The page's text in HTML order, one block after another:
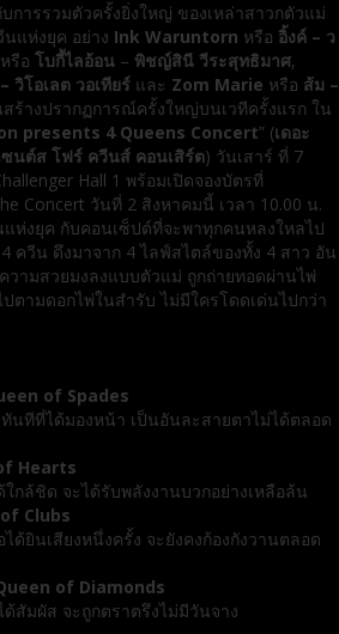
การรวมตัวครั้งยิ่งใหญ่ ของเหล่าสาวกตัวแม่
นแห่งยุค อย่าง Ink Waruntorn หรือ อิ้งค์ – ว
หรือ โบกี้ไลอ้อน – พิชญ์สินี วีระสุทธิมาศ,
วิโอเลต วอเทียร์ และ Zom Marie หรือ ส้ม –
ร้างปรากฏการณ์ครั้งใหญ่บนเวทีครั้งแรก ใน
presents 4 Queens Concert” (เดอะ
นต์ส โฟร์ ควีนส์ คอนเสิร์ต) วันเสาร์ ที่ 7
Hall 1 พร้อมเปิดจองบัตรที่
Concert วันที่ 2 สิงหาคมนี้ เวลา 10.00 น.
ห่งยุค กับคอนเซ็ปต์ที่จะพาทุกคนหลงใหลไป
ควีน ดึงมาจาก 4 ไลฟ์สไตล์ของทั้ง 4 สาว อัน
ามสวยมงลงแบบตัวแม่ ถูกถ่ายทอดผ่านไพ่
ตามดอกไพ่ในสำรับ ไม่มีใครโดดเด่นไปกว่า
of Spades
นทีที่ได้มองหน้า เป็นอันละสายตาไม่ได้ตลอด
Hearts
กล้ชิด จะได้รับพลังงานบวกอย่างเหลือล้น
Clubs
ด้ยินเสียงหนึ่งครั้ง จะยังคงก้องกังวานตลอด
of Diamonds
สัมผัส จะถูกตราตรึงไม่มีวันจาง